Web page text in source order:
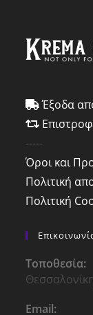
Έξοδα
-----
Όροι και
Πολιτική
Πολιτική
Τοποθεσία:
Θεσσαλονίκη
Email: